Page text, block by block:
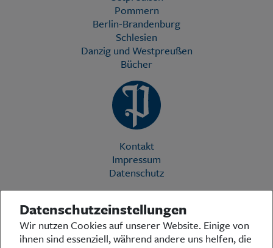
Pommern
Berlin-Brandenburg
Schlesien
Danzig und Westpreußen
Bücher
Kontakt
Impressum
Datenschutz
Die Preußische Allgemeine Zeitung (PAZ) ist eine einzigartige Stimme
in der deutschen Medienlandschaft. Woche für Woche berichtet sie
über das aktuelle Zeitgeschehen in Politik, Kultur und Wirtschaft und
Datenschutzeinstellungen
Wir nutzen Cookies auf unserer Website. Einige von
ihnen sind essenziell, während andere uns helfen, die